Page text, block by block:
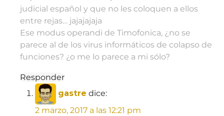
judicial español y que no les coloquen a ellos
entre rejas… jajajajaja
Ese modus operandi de Timofonica, ¿no se
parece al de los virus informáticos de colapso de
funciones? ¿o me lo parece a mi sólo?
Responder
gastre dice:
2 marzo, 2017 a las 12:21 pm